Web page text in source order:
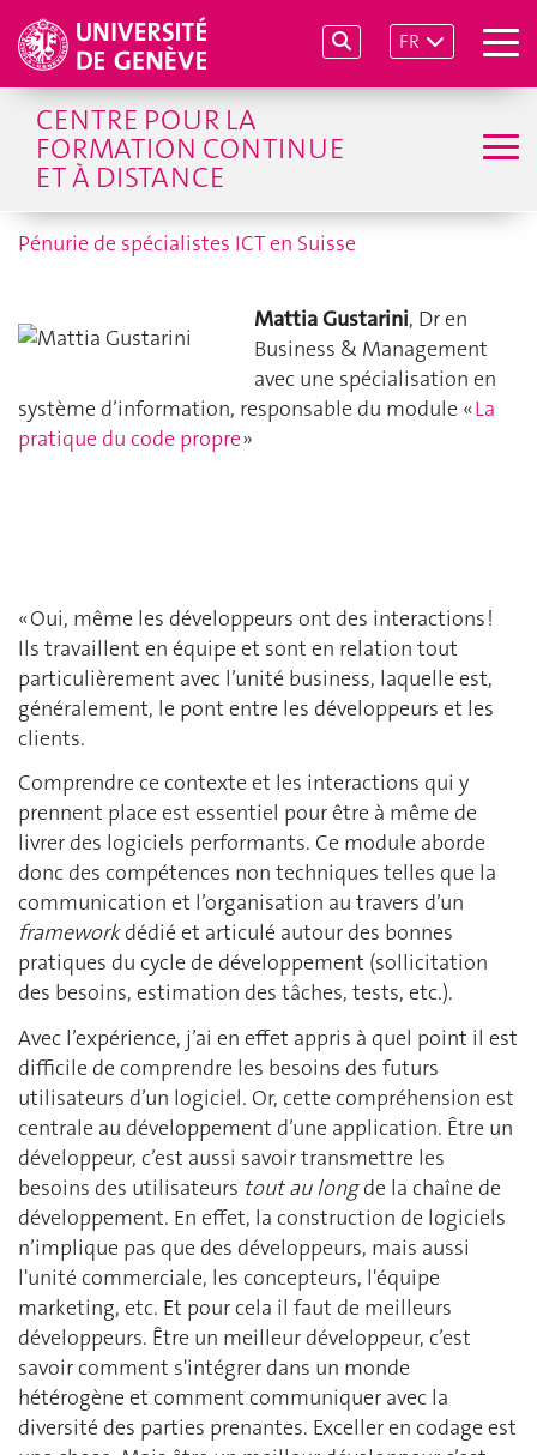
FR
CENTRE POUR LA
FORMATION CONTINUE
ET À DISTANCE
Pénurie de spécialistes ICT en Suisse
Mattia Gustarini, Dr en
Business & Management
avec une spécialisation en
système d’information, responsable du module «La
pratique du code propre»
« Oui, même les développeurs ont des interactions !
Ils travaillent en équipe et sont en relation tout
particulièrement avec l’unité business, laquelle est,
généralement, le pont entre les développeurs et les
clients.
Comprendre ce contexte et les interactions qui y
prennent place est essentiel pour être à même de
livrer des logiciels performants. Ce module aborde
donc des compétences non techniques telles que la
communication et l’organisation au travers d’un
frameworkdédié et articulé autour des bonnes
pratiques du cycle de développement (sollicitation
des besoins, estimation des tâches, tests, etc.).
Avec l’expérience, j’ai en effet appris à quel point il est
difficile de comprendre les besoins des futurs
utilisateurs d’un logiciel. Or, cette compréhension est
centrale au développement d’une application. Être un
développeur, c’est aussi savoir transmettre les
besoins des utilisateurs tout au longde la chaîne de
développement. En effet, la construction de logiciels
n’implique pas que des développeurs, mais aussi
l'unité commerciale, les concepteurs, l'équipe
marketing, etc. Et pour cela il faut de meilleurs
développeurs. Être un meilleur développeur, c’est
savoir comment s'intégrer dans un monde
hétérogène et comment communiquer avec la
diversité des parties prenantes. Exceller en codage est